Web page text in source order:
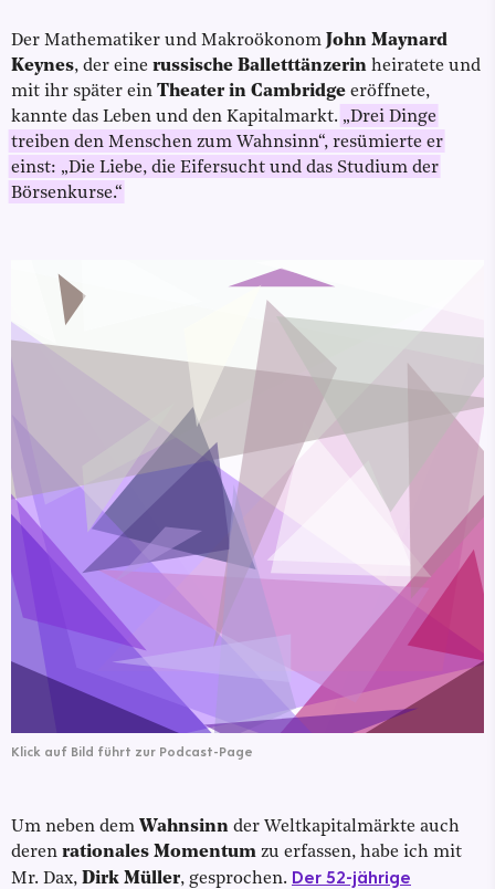
Der Mathematiker und Makroökonom John Maynard
Keynes, der eine russische Balletttänzerin heiratete und
mit ihr später ein Theater in Cambridge eröffnete,
kannte das Leben und den Kapitalmarkt. „Drei Dinge
treiben den Menschen zum Wahnsinn“, resümierte er
einst: „Die Liebe, die Eifersucht und das Studium der
Börsenkurse.“
Klick auf Bild führt zur Podcast-Page
Um neben dem Wahnsinn der Weltkapitalmärkte auch
deren rationales Momentum zu erfassen, habe ich mit
Mr. Dax, Dirk Müller, gesprochen. Der 52-jährige